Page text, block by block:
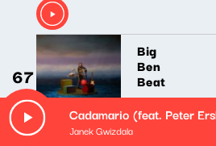
Cadamario (feat. Peter
Janek Gwizdala
67
Big
Ben
Beat